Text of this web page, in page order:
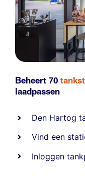
Beheert 70
laadpassen
Den Hartog
Vind een
Inloggen